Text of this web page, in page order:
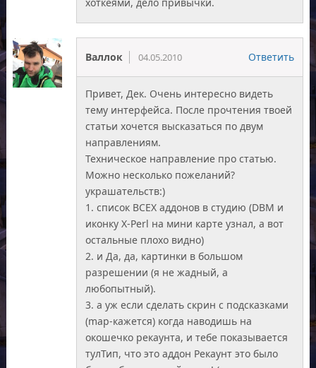
Валлок 04.05.2010 Ответить
Привет, Дек. Очень интересно видеть
тему интерфейса. После прочтения твоей
статьи хочется высказаться по двум
направлениям.
Техническое направление про статью.
Можно несколько пожеланий?
украшательств:)
1. список ВСЕХ аддонов в студию (DBM и
иконку X-Perl на мини карте узнал, а вот
остальные плохо видно)
2. и Да, да, картинки в большом
разрешении (я не жадный, а
любопытный).
3. а уж если сделать скрин с подсказками
(map-кажется) когда наводишь на
окошечко рекаунта, и тебе показывается
тулТип, что это аддон Рекаунт это было